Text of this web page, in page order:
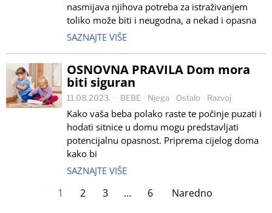
nasmijava njihova potreba za istraživanjem
toliko može biti i neugodna, a nekad i opasna
SAZNAJTE VIŠE
OSNOVNA PRAVILA Dom mora
biti siguran
11.08.2023. BEBE · Njega · Ostalo · Razvoj
Kako vaša beba polako raste te počinje puzati i
hodati sitnice u domu mogu predstavljati
potencijalnu opasnost. Priprema cijelog doma
kako bi
SAZNAJTE VIŠE
1 2 3 … 6 Naredno